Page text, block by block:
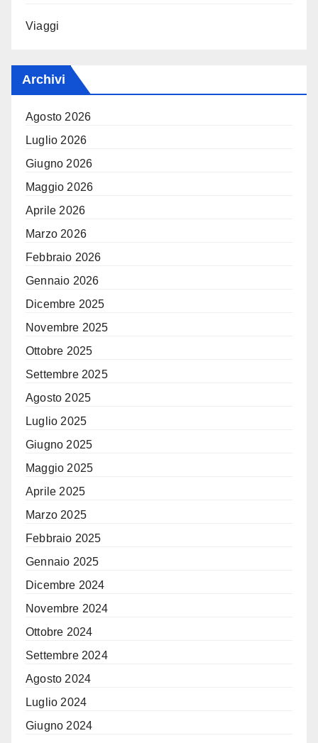
Viaggi
Archivi
Agosto 2026
Luglio 2026
Giugno 2026
Maggio 2026
Aprile 2026
Marzo 2026
Febbraio 2026
Gennaio 2026
Dicembre 2025
Novembre 2025
Ottobre 2025
Settembre 2025
Agosto 2025
Luglio 2025
Giugno 2025
Maggio 2025
Aprile 2025
Marzo 2025
Febbraio 2025
Gennaio 2025
Dicembre 2024
Novembre 2024
Ottobre 2024
Settembre 2024
Agosto 2024
Luglio 2024
Giugno 2024